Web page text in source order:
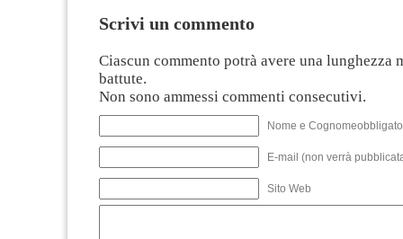
Scrivi un commento
Ciascun commento potrà avere una lunghezza
battute.
Non sono ammessi commenti consecutivi.
Nome e
E-mail (non verrà
Sito Web